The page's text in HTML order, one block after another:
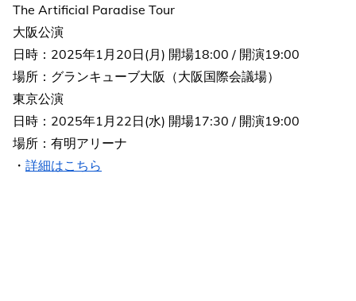
The Artificial Paradise Tour
大阪公演
日時：2025年1月20日(月) 開場18:00 / 開演19:00
場所：グランキューブ大阪（大阪国際会議場）
東京公演
日時：2025年1月22日(水) 開場17:30 / 開演19:00
場所：有明アリーナ
・ 詳細はこちら